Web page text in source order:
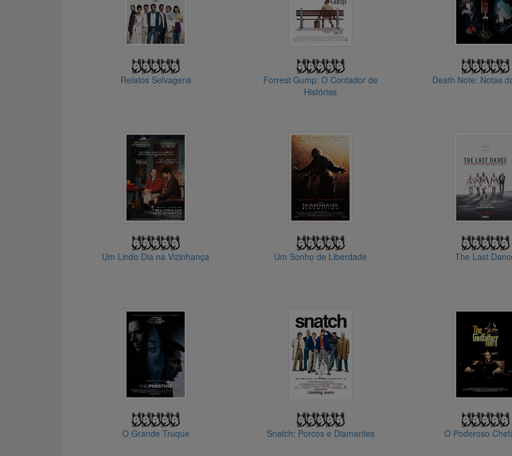
Relatos Selvagens
Forrest Gump: O Contador de
Histórias
Death Note: Notas
Um Lindo Dia na Vizinhança Um Sonho de Liberdade The Last
O Grande Truque Snatch: Porcos e Diamantes O Poderoso